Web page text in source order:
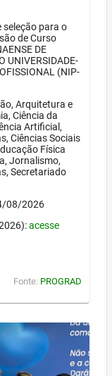
seleção para o
de Curso
DE
UNIVERSIDADE-
(NIP-
Arquitetura e
Ciência da
Artificial,
Ciências Sociais
Física
Jornalismo,
Secretariado
08/2026
acesse
Fonte: PROGRAD